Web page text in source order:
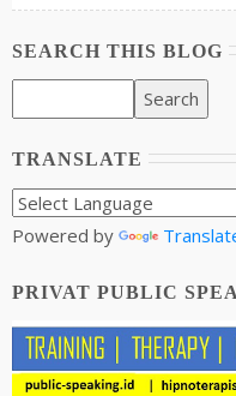
SEARCH THIS BLOG
TRANSLATE
Powered by
PRIVAT PUBLIC